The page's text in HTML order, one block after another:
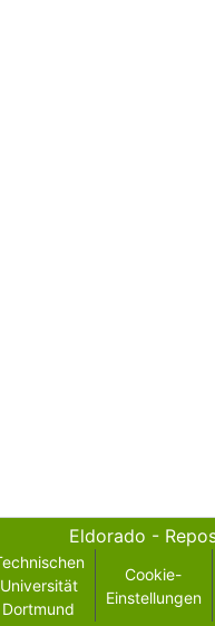
Eldorado -
Universität
Dortmund
Cookie-
Einstellungen